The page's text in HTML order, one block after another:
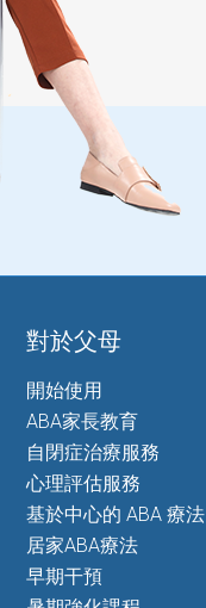
對於父母
開始使用
ABA家長教育
自閉症治療服務
心理評估服務
基於中心的 ABA 療法
居家ABA療法
早期干預